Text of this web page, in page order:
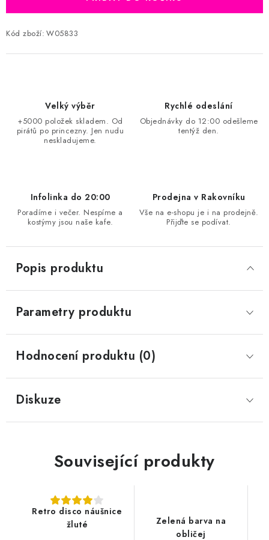
Kód zboží: W05833
Velký výběr
+5000 položek skladem. Od
pirátů po princezny. Jen nudu
neskladujeme.
Rychlé odeslání
Objednávky do 12:00 odešleme
tentýž den.
Infolinka do 20:00
Poradíme i večer. Nespíme a
kostýmy jsou naše kafe.
Prodejna v Rakovníku
Vše na e-shopu je i na prodejně.
Přijďte se podívat.
Popis produktu
Parametry produktu
Hodnocení produktu (0)
Diskuze
Související produkty
Retro disco náušnice
žluté
Zelená barva na
obličej